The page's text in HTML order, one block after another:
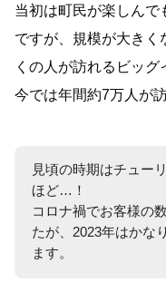
当初は町民が楽しんで
ですが、規模が大きく
くの人が訪れるビッグ
今では年間約7万人が
見頃の時期はチュー
ほど…！
コロナ禍でお客様の
たが、2023年はかな
ます。